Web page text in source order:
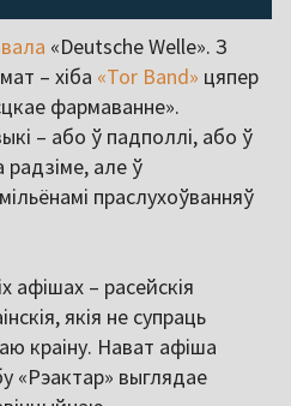
«Deutsche Welle». З
– хіба «Tor Band» цяпер
фармаванне».
– або ў падполлі, або ў
радзіме, але ў
праслухоўванняў
афішах – расейскія
якія не супраць
краіну. Нават афіша
«Рэактар» выглядае